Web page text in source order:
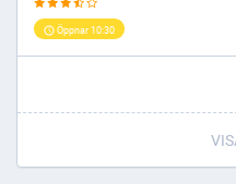
Öppnar 10:30